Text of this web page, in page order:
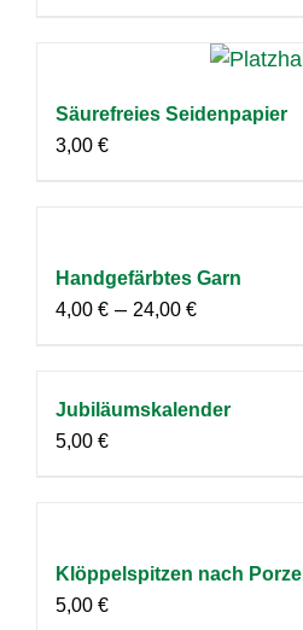
Säurefreies Seidenpapier
3,00 €
Handgefärbtes Garn
4,00 € – 24,00 €
Jubiläumskalender
5,00 €
Klöppelspitzen nach
5,00 €